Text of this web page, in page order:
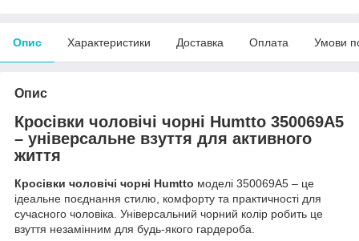
Опис Характеристики Доставка Оплата Умови
Опис
Кросівки чоловічі чорні Humtto 350069A5
– універсальне взуття для активного
життя
Кросівки чоловічі чорні Humtto моделі 350069A5 – це
ідеальне поєднання стилю, комфорту та практичності для
сучасного чоловіка. Універсальний чорний колір робить це
взуття незамінним для будь-якого гардероба.